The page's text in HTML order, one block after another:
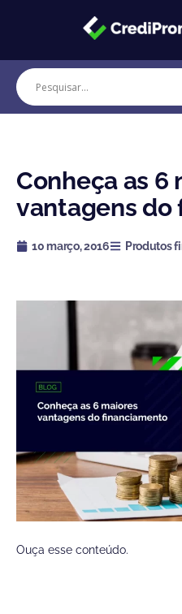
conteúdo
Conheça as 6
vantagens do
10 março, 2016 Produtos
Ouça esse conteúdo.